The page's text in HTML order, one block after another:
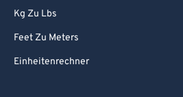
Kg Zu Lbs
Feet Zu Meters
Einheitenrechner